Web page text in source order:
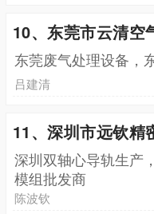
10、东莞市云清空
东莞废气处理设备，
吕建清
11、深圳市远钦精
深圳双轴心导轨生产
模组批发商
陈波钦